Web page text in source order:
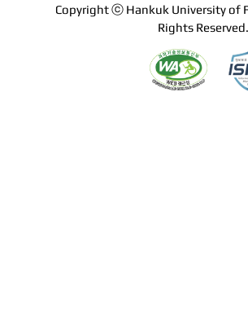
Copyright ⓒ Hankuk University of
Rights Reserved.